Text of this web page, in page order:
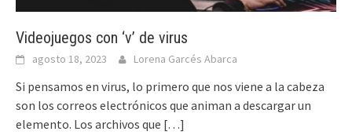
Videojuegos con ‘v’ de virus
agosto 18, 2023 Lorena Garcés Abarca
Si pensamos en virus, lo primero que nos viene a la cabeza
son los correos electrónicos que animan a descargar un
elemento. Los archivos que […]